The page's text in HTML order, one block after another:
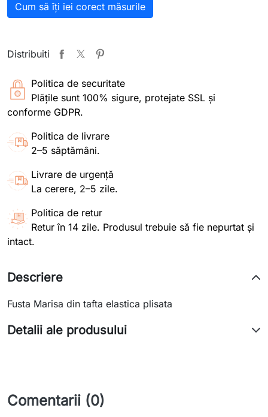
Cum să îți iei corect măsurile
Distribuiti
Politica de securitate
Plățile sunt 100% sigure, protejate SSL și
conforme GDPR.
Politica de livrare
2–5 săptămâni.
Livrare de urgență
La cerere, 2–5 zile.
Politica de retur
Retur în 14 zile. Produsul trebuie să fie nepurtat și
intact.
Descriere
Fusta Marisa din tafta elastica plisata
Detalii ale produsului
Comentarii (0)